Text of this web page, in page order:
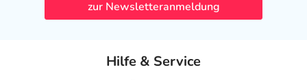
zur Newsletteranmeldung
Hilfe & Service